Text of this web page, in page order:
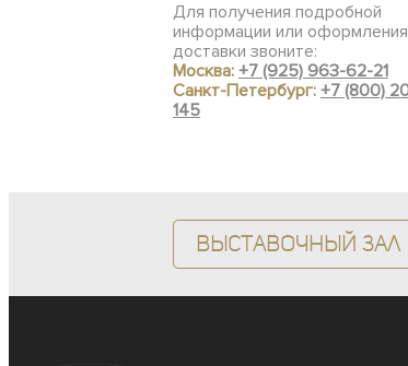
Для получения подробной
информации или оформления
доставки звоните:
Москва: +7 (925) 963-62-21
Санкт-Петербург: +7 (800)
145
Выставочный зал